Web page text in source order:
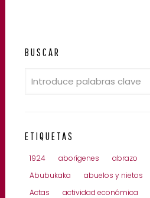
BUSCAR
ETIQUETAS
1924 aborígenes abrazo
Abubukaka
abuelos y nietos
Actas
actividad económica